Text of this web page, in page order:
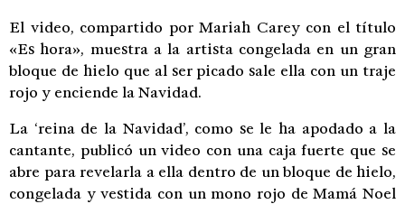
El video, compartido por Mariah Carey con el título
«Es hora», muestra a la artista congelada en un gran
bloque de hielo que al ser picado sale ella con un traje
rojo y enciende la Navidad.
La ‘reina de la Navidad’, como se le ha apodado a la
cantante, publicó un video con una caja fuerte que se
abre para revelarla a ella dentro de un bloque de hielo,
congelada y vestida con un mono rojo de Mamá Noel